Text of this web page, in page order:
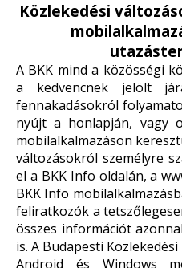
Közlekedési
A BKK mind a közösségi
a kedvencnek jelölt
fennakadásokról
nyújt a honlapján, vagy
mobilalkalmazáson
változásokról személyre
el a BKK Info oldalán, a
BKK Info
feliratkozók a
összes információt
is. A Budapesti
Android és Windows